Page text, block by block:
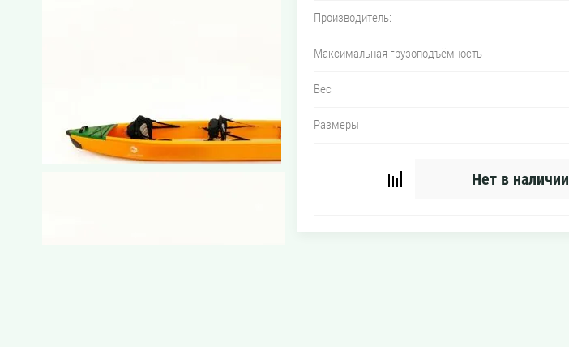
Производитель:
Максимальная грузоподъёмность
Вес
Размеры
Нет в наличии